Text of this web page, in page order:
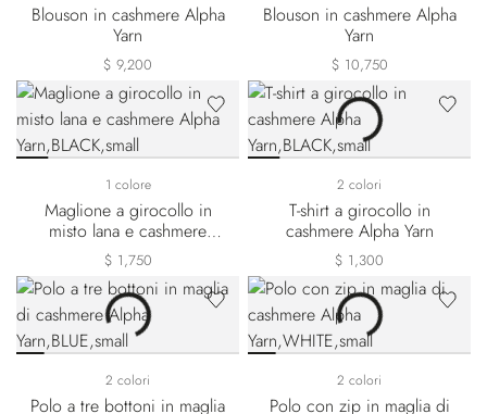
Blouson in cashmere Alpha
Yarn
$ 9,200
Blouson in cashmere Alpha
Yarn
$ 10,750
1 colore
Maglione a girocollo in
misto lana e cashmere
Alpha Yarn
$ 1,750
2 colori
T-shirt a girocollo in
cashmere Alpha Yarn
$ 1,300
2 colori
Polo a tre bottoni in maglia
2 colori
Polo con zip in maglia di